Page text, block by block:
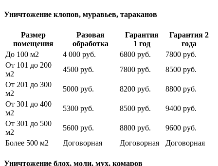
Уничтожение клопов, муравьев, тараканов
Размер
помещения
Разовая
обработка
Гарантия
1 год
Гарантия 2
года
До 100 м2
4 000 руб. 6800 руб.
7800 руб.
От 101 до 200
м2
4500 руб. 7800 руб.
8500 руб.
От 201 до 300
м2
5000 руб. 8200 руб.
8800 руб.
От 301 до 400
м2
5300 руб. 8500 руб.
9400 руб.
От 301 до 500
м2
5600 руб. 8800 руб.
9600 руб.
Более 500 м2
Договорная Договорная Договорная
Уничтожение блох, моли, мух, комаров